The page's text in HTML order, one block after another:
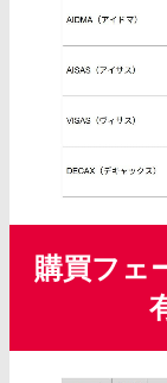
購買フェ